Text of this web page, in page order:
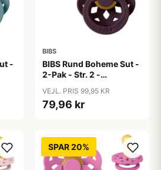
-
BIBS
BIBS Rund Boheme Sut -
2-Pak - Str. 2 -
Pink/Plum
VEJL. PRIS 99,95 KR
79,96 kr
SPAR 20%